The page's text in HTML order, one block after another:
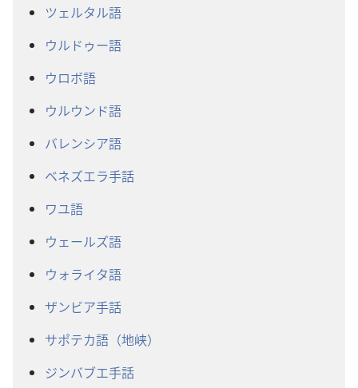
ツェルタル語
ウルドゥー語
ウロボ語
ウルウンド語
バレンシア語
ベネズエラ手話
ワユ語
ウェールズ語
ウォライタ語
ザンビア手話
サポテカ語（地峡）
ジンバブエ手話